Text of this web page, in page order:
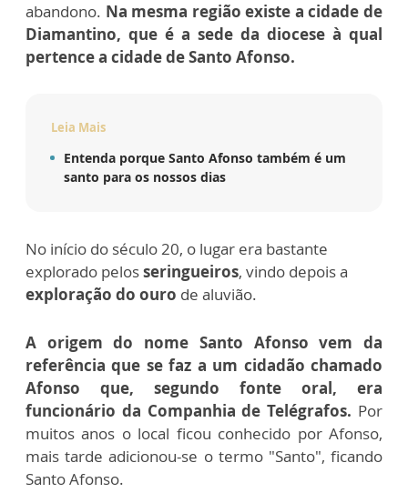
abandono. Na mesma região existe a cidade de
Diamantino, que é a sede da diocese à qual
pertence a cidade de Santo Afonso.
Leia Mais
Entenda porque Santo Afonso também é um
santo para os nossos dias
No início do século 20, o lugar era bastante
explorado pelosseringueiros, vindo depois a
exploração do ouro de aluvião.
A origem do nome Santo Afonso vem da
referência que se faz a um cidadão chamado
Afonso que, segundo fonte oral, era
funcionário da Companhia de Telégrafos. Por
muitos anos o local ficou conhecido por Afonso,
mais tarde adicionou-se o termo "Santo", ficando
Santo Afonso.